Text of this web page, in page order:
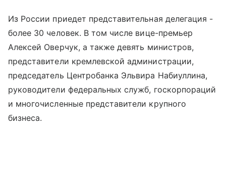
Из России приедет представительная делегация -
более 30 человек. В том числе вице-премьер
Алексей Оверчук, а также девять министров,
представители кремлевской администрации,
председатель Центробанка Эльвира Набиуллина,
руководители федеральных служб, госкорпораций
и многочисленные представители крупного
бизнеса.